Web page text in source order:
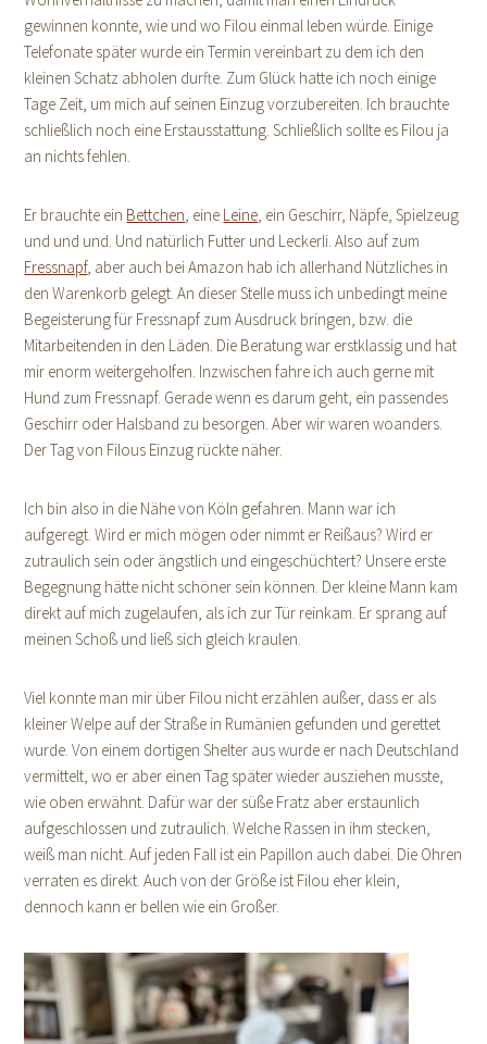
gewinnen konnte, wie und wo Filou einmal leben würde. Einige
Telefonate später wurde ein Termin vereinbart zu dem ich den
kleinen Schatz abholen durfte. Zum Glück hatte ich noch einige
Tage Zeit, um mich auf seinen Einzug vorzubereiten. Ich brauchte
schließlich noch eine Erstausstattung. Schließlich sollte es Filou ja
an nichts fehlen.
Er brauchte ein Bettchen, eine Leine, ein Geschirr, Näpfe, Spielzeug
und und und. Und natürlich Futter und Leckerli. Also auf zum
Fressnapf, aber auch bei Amazon hab ich allerhand Nützliches in
den Warenkorb gelegt. An dieser Stelle muss ich unbedingt meine
Begeisterung für Fressnapf zum Ausdruck bringen, bzw. die
Mitarbeitenden in den Läden. Die Beratung war erstklassig und hat
mir enorm weitergeholfen. Inzwischen fahre ich auch gerne mit
Hund zum Fressnapf. Gerade wenn es darum geht, ein passendes
Geschirr oder Halsband zu besorgen. Aber wir waren woanders.
Der Tag von Filous Einzug rückte näher.
Ich bin also in die Nähe von Köln gefahren. Mann war ich
aufgeregt. Wird er mich mögen oder nimmt er Reißaus? Wird er
zutraulich sein oder ängstlich und eingeschüchtert? Unsere erste
Begegnung hätte nicht schöner sein können. Der kleine Mann kam
direkt auf mich zugelaufen, als ich zur Tür reinkam. Er sprang auf
meinen Schoß und ließ sich gleich kraulen.
Viel konnte man mir über Filou nicht erzählen außer, dass er als
kleiner Welpe auf der Straße in Rumänien gefunden und gerettet
wurde. Von einem dortigen Shelter aus wurde er nach Deutschland
vermittelt, wo er aber einen Tag später wieder ausziehen musste,
wie oben erwähnt. Dafür war der süße Fratz aber erstaunlich
aufgeschlossen und zutraulich. Welche Rassen in ihm stecken,
weiß man nicht. Auf jeden Fall ist ein Papillon auch dabei. Die Ohren
verraten es direkt. Auch von der Größe ist Filou eher klein,
dennoch kann er bellen wie ein Großer.